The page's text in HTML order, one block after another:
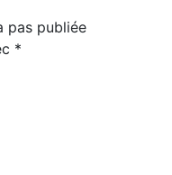
pas publiée
*